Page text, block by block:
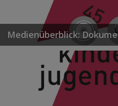
Medienüberblick: